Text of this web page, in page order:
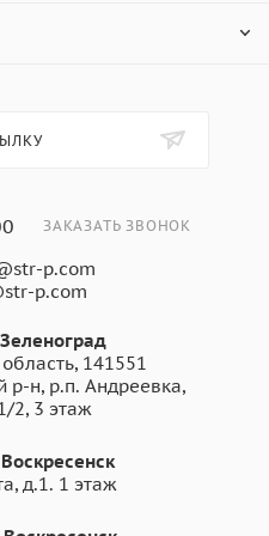
ЗАКАЗАТЬ ЗВОНОК
p.com
p.com
141551
р-н, р.п. Андреевка,
2, 3 этаж
д.1. 1 этаж